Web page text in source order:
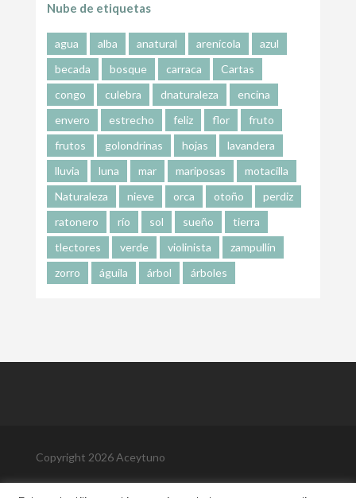
Nube de etiquetas
agua alba anatural arenícola
azul
becada
bosque carraca
Cartas
congo
culebra dnaturaleza
encina
envero
estrecho feliz flor
fruto
frutos
golondrinas hojas
lavandera
lluvia
luna mar mariposas
motacilla
Naturaleza
nieve orca otoño
perdiz
ratonero
río sol sueño
tierra
tlectores
verde violinista
zampullín
zorro
águila árbol árboles
Copyright 2026 Aceytuno